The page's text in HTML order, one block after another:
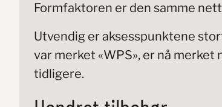
Formfaktoren er den samme
Utvendig er aksesspunktene
var merket «WPS», er nå
tidligere.